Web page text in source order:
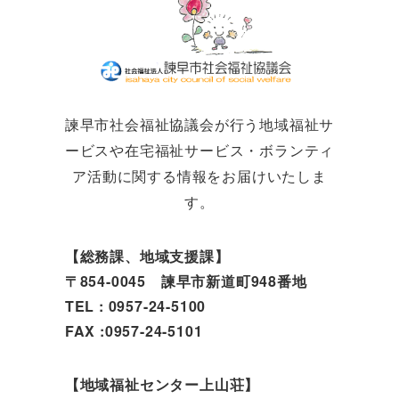
諫早市社会福祉協議会が行う地域福祉サ
ービスや在宅福祉サービス・ボランティ
ア活動に関する情報をお届けいたしま
す。
【総務課、地域支援課】
〒854-0045 諫早市新道町948番地
TEL : 0957-24-5100
FAX :0957-24-5101
【地域福祉センター上山荘】